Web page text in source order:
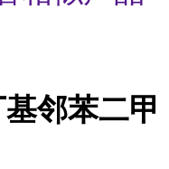
邻苯二甲